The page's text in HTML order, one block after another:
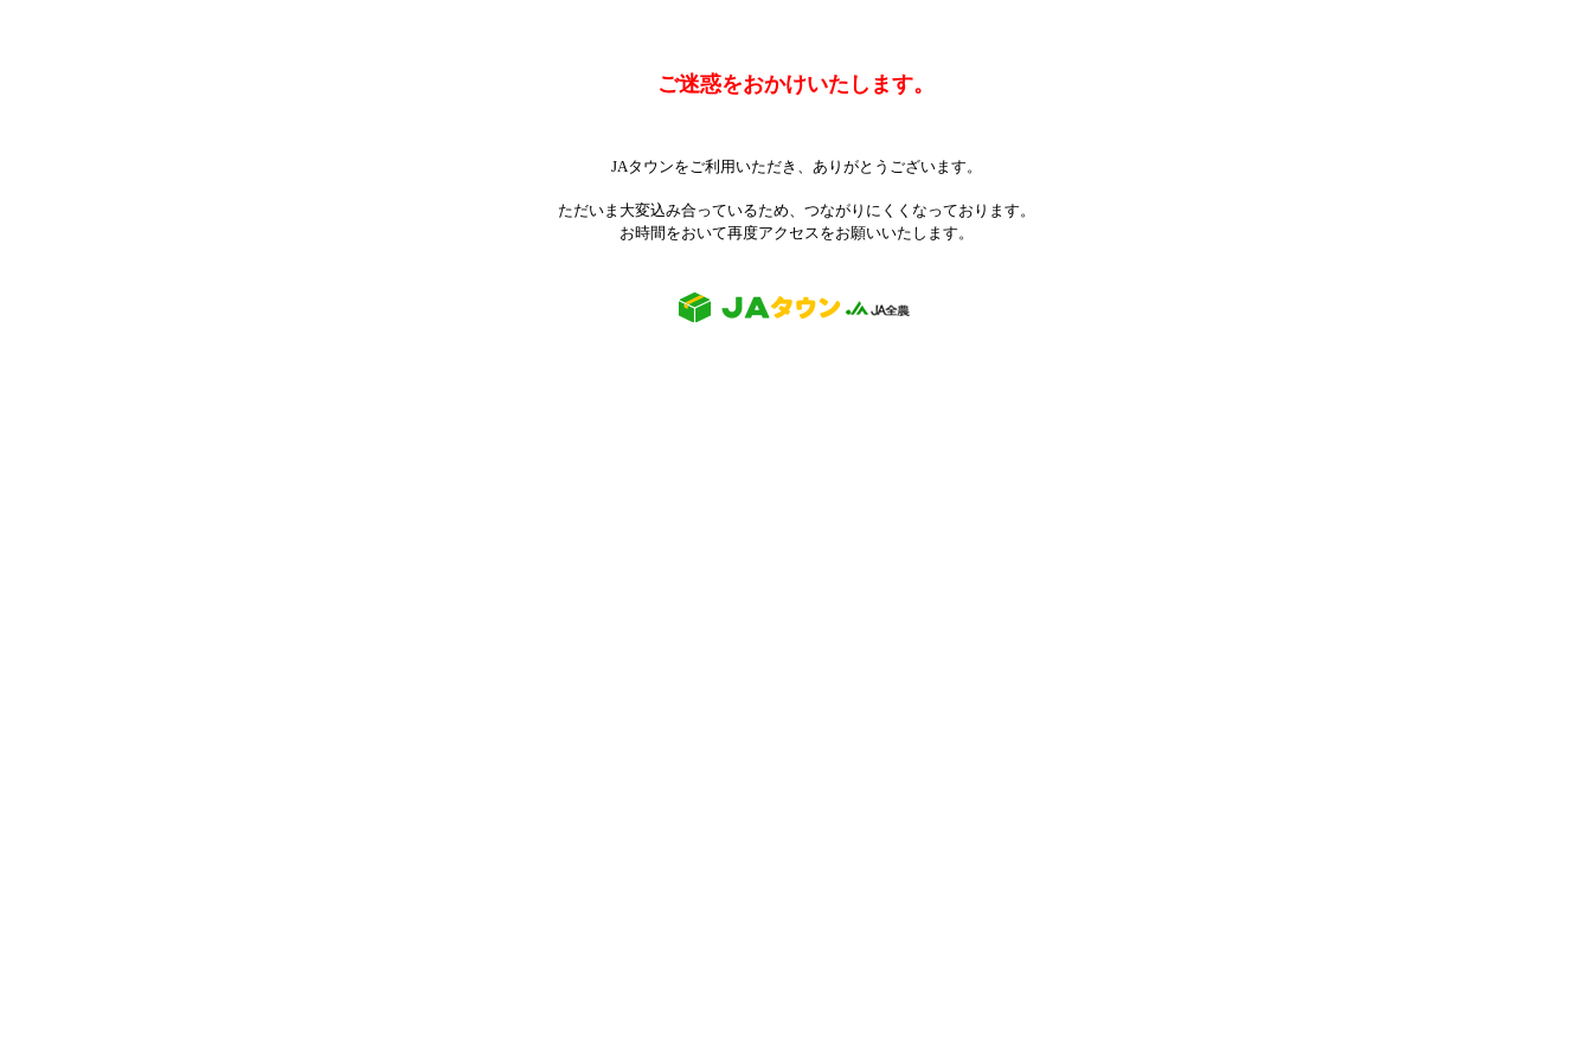
ご迷惑をおかけいたします。
JAタウンをご利用いただき、ありがとうございます。
ただいま大変込み合っているため、つながりにくくなっております。
お時間をおいて再度アクセスをお願いいたします。